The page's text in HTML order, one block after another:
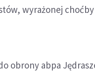
wyrażonej
obrony abpa